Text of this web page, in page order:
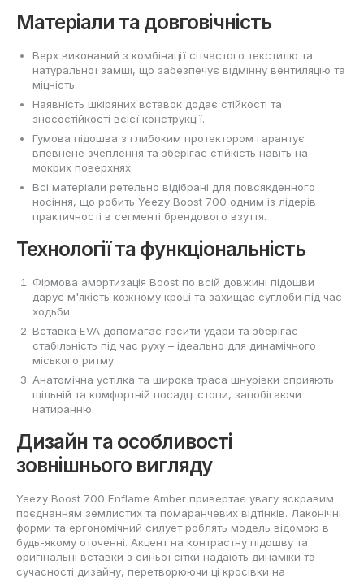
Матеріали та довговічність
Верх виконаний з комбінації сітчастого текстилю та
натуральної замші, що забезпечує відмінну вентиляцію та
міцність.
Наявність шкіряних вставок додає стійкості та
зносостійкості всієї конструкції.
Гумова підошва з глибоким протектором гарантує
впевнене зчеплення та зберігає стійкість навіть на
мокрих поверхнях.
Всі матеріали ретельно відібрані для повсякденного
носіння, що робить Yeezy Boost 700 одним із лідерів
практичності в сегменті брендового взуття.
Технології та функціональність
Фірмова амортизація Boost по всій довжині підошви
дарує м'якість кожному кроці та захищає суглоби під час
ходьби.
Вставка EVA допомагає гасити удари та зберігає
стабільність під час руху – ідеально для динамічного
міського ритму.
Анатомічна устілка та широка траса шнурівки сприяють
щільній та комфортній посадці стопи, запобігаючи
натиранню.
Дизайн та особливості
зовнішнього вигляду
Yeezy Boost 700 Enflame Amber привертає увагу яскравим
поєднанням землистих та помаранчевих відтінків. Лаконічні
форми та ергономічний силует роблять модель відомою в
будь-якому оточенні. Акцент на контрастну підошву та
оригінальні вставки з синьої сітки надають динаміки та
сучасності дизайну, перетворюючи ці кросівки на